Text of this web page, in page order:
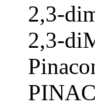
2,3-
2,3-